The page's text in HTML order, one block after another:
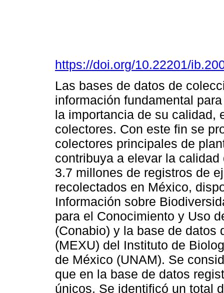
https://doi.org/10.22201/
Las bases de datos de
información fundamental
la importancia de su calidad,
colectores. Con este fin se
colectores principales de
contribuya a elevar la
3.7 millones de registros de
recolectados en México,
Información sobre
para el Conocimiento y Uso
(Conabio) y la base de datos
(MEXU) del Instituto de
de México (UNAM). Se
que en la base de datos
únicos. Se identificó un total